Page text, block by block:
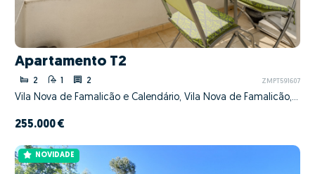
Apartamento T2
2 1 2 ZMPT591607
Vila Nova de Famalicão e Calendário, Vila Nova de Famalicão, Braga
255.000 €
NOVIDADE